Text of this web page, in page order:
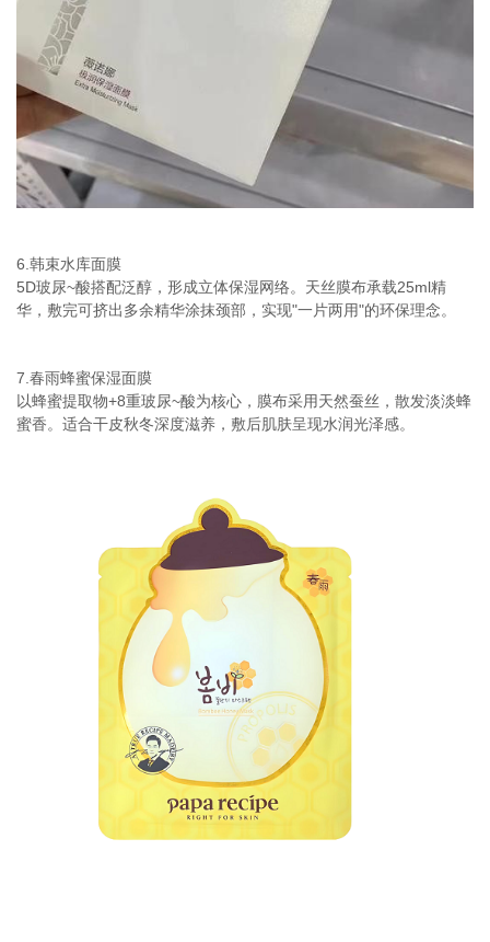
6.韩束水库面膜
5D玻尿~酸搭配泛醇，形成立体保湿网络。天丝膜布承载25ml精
华，敷完可挤出多余精华涂抹颈部，实现"一片两用"的环保理念。
7.春雨蜂蜜保湿面膜
以蜂蜜提取物+8重玻尿~酸为核心，膜布采用天然蚕丝，散发淡淡蜂
蜜香。适合干皮秋冬深度滋养，敷后肌肤呈现水润光泽感。